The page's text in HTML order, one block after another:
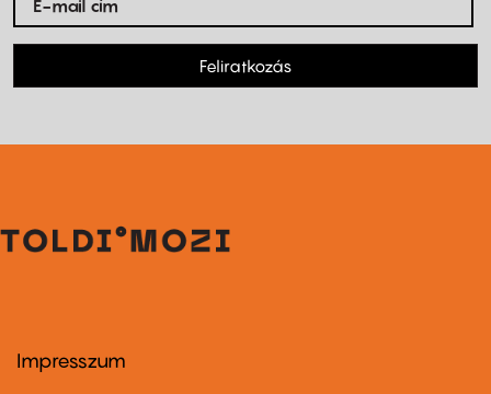
Feliratkozás
Footer
Impresszum